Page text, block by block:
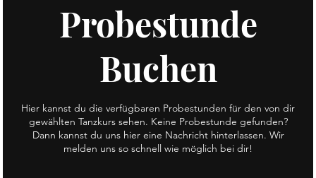
Probestunde
Buchen
Hier kannst du die verfügbaren Probestunden für den von dir
gewählten Tanzkurs sehen. Keine Probestunde gefunden?
Dann kannst du uns hier eine Nachricht hinterlassen. Wir
melden uns so schnell wie möglich bei dir!